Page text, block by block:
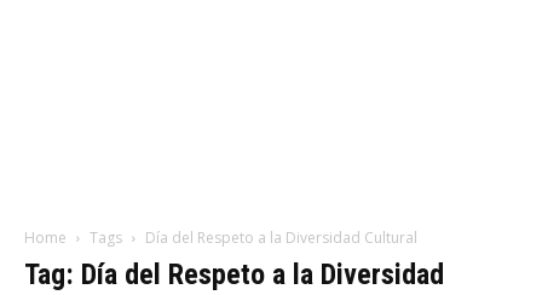
Home Tags Día del Respeto a la Diversidad Cultural
Tag: Día del Respeto a la Diversidad